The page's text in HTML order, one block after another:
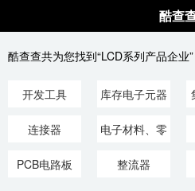
酷查
酷查查共为您找到“LCD系列产品企业
开发工具
库存电子元器
件、材料
连接器
电子材料、零
部件、结构件
PCB电路板 整流器